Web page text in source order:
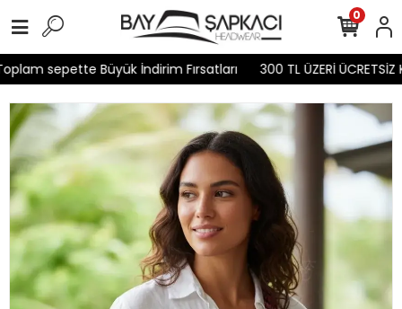
sepette Büyük İndirim Fırsatları 300 TL ÜZERİ ÜCRETSİZ
0